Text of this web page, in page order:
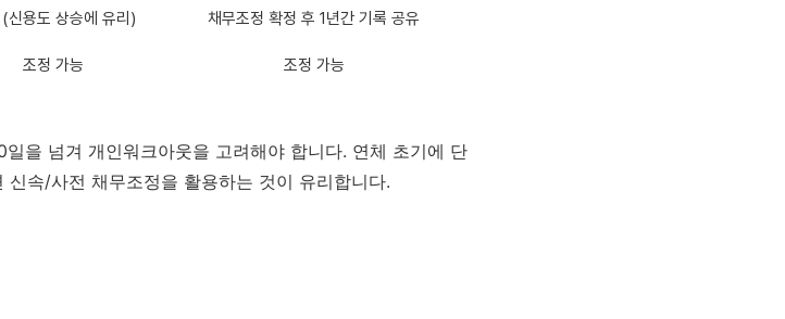
신용도 상승에 유리) 채무조정 확정 후 1년간 기록 공유
조정 가능 조정 가능
을 넘겨 개인워크아웃을 고려해야 합니다. 연체 초기에 단
속/사전 채무조정을 활용하는 것이 유리합니다.